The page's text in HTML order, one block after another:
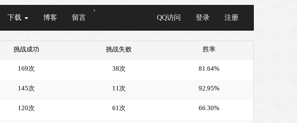
下载 博客 留言 注册
登录
QQ访问
挑战成功 挑战失败 胜率
169次 38次 81.64%
145次 11次 92.95%
120次 61次 66.30%